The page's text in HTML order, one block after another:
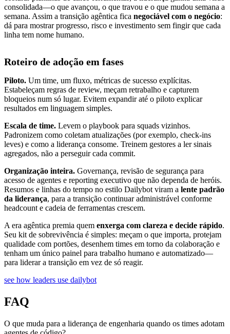
consolidada—o que avançou, o que travou e o que mudou semana a
semana. Assim a transição agêntica fica negociável com o negócio:
dá para mostrar progresso, risco e investimento sem fingir que cada
linha tem nome humano.
Roteiro de adoção em fases
Piloto. Um time, um fluxo, métricas de sucesso explícitas.
Estabeleçam regras de review, meçam retrabalho e capturem
bloqueios num só lugar. Evitem expandir até o piloto explicar
resultados em linguagem simples.
Escala de time. Levem o playbook para squads vizinhos.
Padronizem como coletam atualizações (por exemplo, check-ins
leves) e como a liderança consome. Treinem gestores a ler sinais
agregados, não a perseguir cada commit.
Organização inteira. Governança, revisão de segurança para
acesso de agentes e reporting executivo que não dependa de heróis.
Resumos e linhas do tempo no estilo Dailybot viram a lente padrão
da liderança, para a transição continuar administrável conforme
headcount e cadeia de ferramentas crescem.
A era agêntica premia quem enxerga com clareza e decide rápido.
Seu kit de sobrevivência é simples: meçam o que importa, protejam
qualidade com portões, desenhem times em torno da colaboração e
tenham um único painel para trabalho humano e automatizado—
para liderar a transição em vez de só reagir.
see how leaders use dailybot
FAQ
O que muda para a liderança de engenharia quando os times adotam